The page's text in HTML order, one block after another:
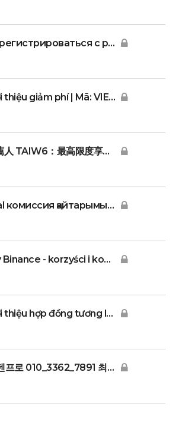
с рефералом |
thiệu giảm phí | Mã: VIET4 - Ưu đãi
TAIW6：最高限度享手續費折扣
комиссия қайтарымы | Код: KAZA3
- korzyści i kod | Kod: POLA8
thiệu hợp đồng tương lai | Mã: VIET4 -
프로 010_3362_7891 최저가예약